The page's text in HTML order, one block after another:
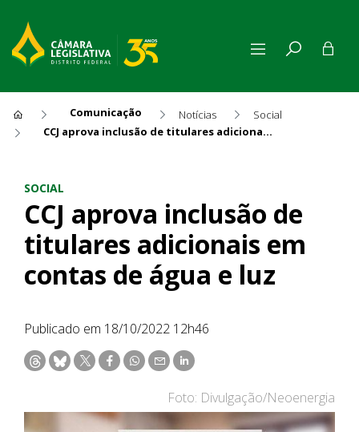
Comunicação Notícias
Social
CCJ aprova inclusão de titulares adicionais em contas de água e luz
SOCIAL
CCJ aprova inclusão de
titulares adicionais em
contas de água e luz
Publicado em 18/10/2022 12h46
Foto: Divulgação/Neoenergia